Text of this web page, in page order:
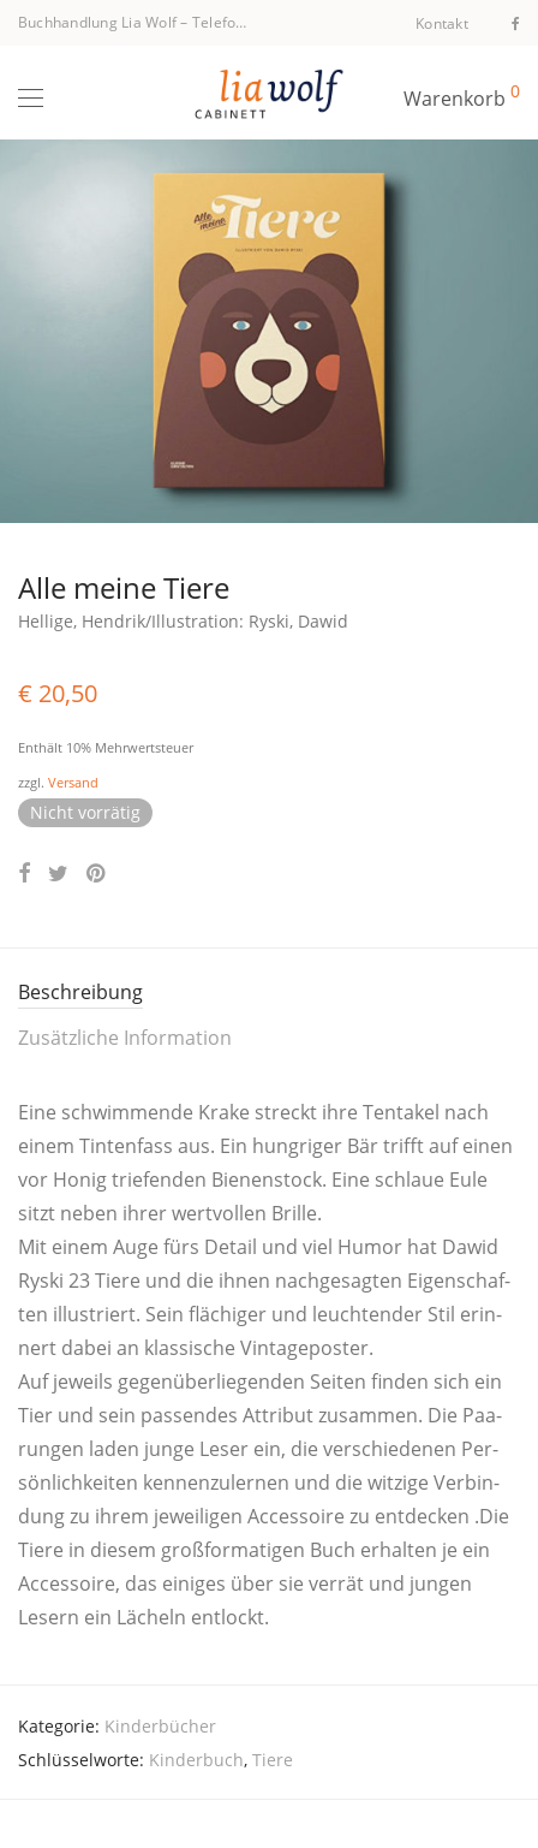
Buchhandlung Lia Wolf– Telefon +43 1 512 40 94 Kontakt
Warenkorb 0
Alle meine Tiere
Hellige, Hendrik/Illustration: Ryski, Dawid
€ 20,50
Enthält 10% Mehrwertsteuer
zzgl. Versand
Nicht vorrätig
Beschreibung
Zusätzliche Information
Eine schwim­men­de Kra­ke streckt ihre Ten­ta­kel nach
einem Tin­ten­fass aus. Ein hung­ri­ger Bär trifft auf einen
vor Honig trie­fen­den Bie­nen­stock. Eine schlaue Eule
sitzt neben ihrer wert­vol­len Brille.
Mit einem Auge fürs Detail und viel Humor hat Dawid
Ryski 23 Tie­re und die ihnen nach­ge­sag­ten Eigen­schaf­
ten illus­triert. Sein flä­chi­ger und leuch­ten­der Stil erin­
nert dabei an klas­si­sche Vintageposter.
Auf jeweils gegen­über­lie­gen­den Sei­ten fin­den sich ein
Tier und sein pas­sen­des Attri­but zusam­men. Die Paa­
run­gen laden jun­ge Leser ein, die ver­schie­de­nen Per­
sön­lich­kei­ten ken­nen­zu­ler­nen und die wit­zi­ge Ver­bin­
dung zu ihrem jewei­li­gen Acces­soire zu ent­de­cken .Die
Tie­re in die­sem groß­for­ma­ti­gen Buch erhal­ten je ein
Acces­soire, das eini­ges über sie ver­rät und jun­gen
Lesern ein Lächeln entlockt.
Kategorie: Kinderbücher
Schlüsselworte: Kinderbuch, Tiere